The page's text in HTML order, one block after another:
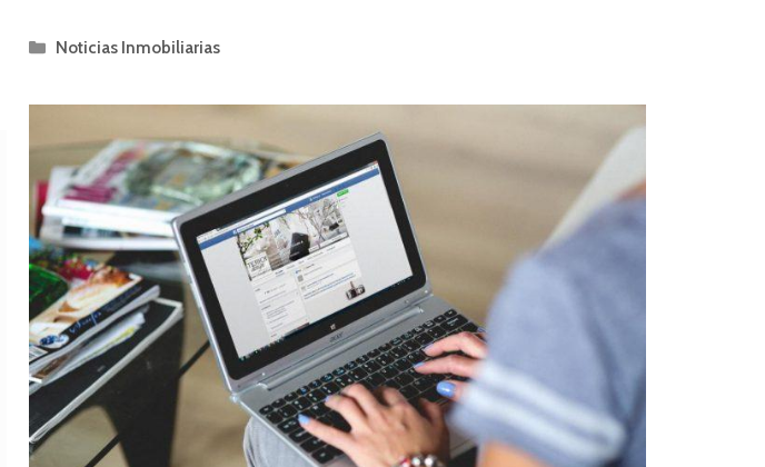
Noticias Inmobiliarias